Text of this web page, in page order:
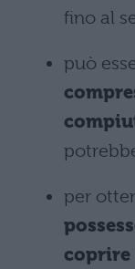
fino al
può
per
coprire